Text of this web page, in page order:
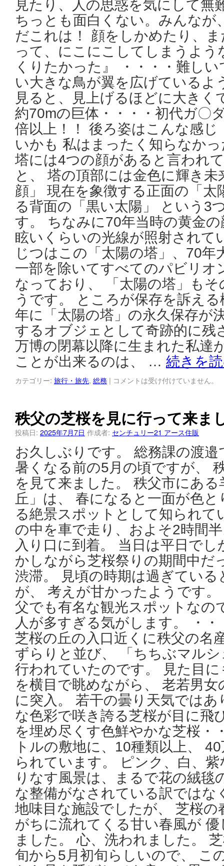
見たり、人の思惑を気にして無
ちっとも面白くない。みんなが
だこれは！ 顔をしかめたり、
って、にこにこしてしまうよ
くりたかった』 ・・・・難し
い大きな鳥が翼を広げているよ
見ると、見上げるほどに大きく
約70mの巨体・・・・初代ガ〇
倍以上！！ 後ろ姿はこんな感
いかも 私はまったく知らなか
塔には4つの顔があると言われ
と、 塔の頂部には金色に輝き
顔」 現在を象徴する正面の「太
る背面の「黒い太陽」 という3
す。 ちなみに70年当時の黄金
眩いくらいの光線が照射されて
じつはこの「太陽の塔」、70年
一部を除いてすべてのパビリオ
なっており、 「太陽の塔」も
うです。 ところが保存を訴え
年に「太陽の塔」の永久保存が
するオブジェとして奇跡的に残
万博の閉幕以降に生まれた私達
ことが出来るのは、 … 続きを
カテゴリー: 旅行・旅先, 総務 | コメントは受け付けていません。
秩父の芝桜を見に行って来ま
投稿日: 2025年7月7日 作成者: センチュリー21 アース住販
お久しぶりです。 総務課の渡
暑くなる前の5月の頃ですが、
を見て来ました。 秩父市にあ
丘」は、 春になると一面が色
る絶景スポットとして知られて
の中を車で走り、およそ2時間
入り口に到着。 当日は平日で
かしながら芝桜祭りの期間中だ
渋滞。 見頃の時期は過ぎてい
が、 考えが甘かったようです
父でも有名な観光スポットなの
人が多すぎる気がします。 ・
芝桜の丘の入口近くに秩父の名
ずらりと並び、 「ちちぶマル
行われていたのです。 見た目
を横目で眺めながら、 老若男
に突入。 若干の曇り天気では
な色彩で咲き誇る芝桜が目に飛
を埋め尽くす色鮮やかな芝桜・
トルの敷地に、10種類以上、
られています。 ピンク、白、
りなす風景は、まるで花の絨毯
な整備がなされている訳ではな
地味目な施設でしたが、 芝桜
がちに流れてくる甘い春風が
ました。 心、洗われました。
旬から5月初旬らしいので、 こ